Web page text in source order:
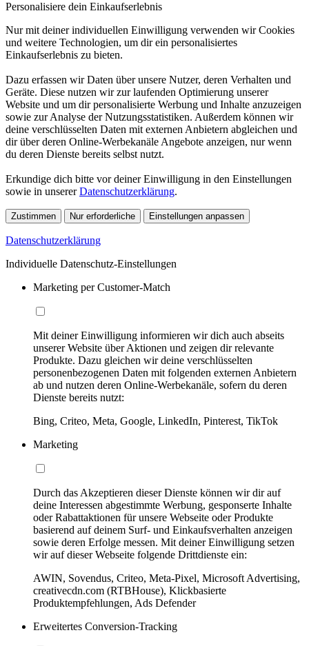
Personalisiere dein Einkaufserlebnis
Nur mit deiner individuellen Einwilligung verwenden wir Cookies
und weitere Technologien, um dir ein personalisiertes
Einkaufserlebnis zu bieten.
Dazu erfassen wir Daten über unsere Nutzer, deren Verhalten und
Geräte. Diese nutzen wir zur laufenden Optimierung unserer
Website und um dir personalisierte Werbung und Inhalte anzuzeigen
sowie zur Analyse der Nutzungsstatistiken. Außerdem können wir
deine verschlüsselten Daten mit externen Anbietern abgleichen und
dir über deren Online-Werbekanäle Angebote anzeigen, nur wenn
du deren Dienste bereits selbst nutzt.
Erkundige dich bitte vor deiner Einwilligung in den Einstellungen
sowie in unsererDatenschutzerklärung.
Zustimmen Nur erforderliche Einstellungen anpassen
Datenschutzerklärung
Individuelle Datenschutz-Einstellungen
Marketing per Customer-Match
Mit deiner Einwilligung informieren wir dich auch abseits
unserer Website über Aktionen und zeigen dir relevante
Produkte. Dazu gleichen wir deine verschlüsselten
personenbezogenen Daten mit folgenden externen Anbietern
ab und nutzen deren Online-Werbekanäle, sofern du deren
Dienste bereits nutzt:
Bing, Criteo, Meta, Google, LinkedIn, Pinterest, TikTok
Marketing
Durch das Akzeptieren dieser Dienste können wir dir auf
deine Interessen abgestimmte Werbung, gesponserte Inhalte
oder Rabattaktionen für unsere Webseite oder Produkte
basierend auf deinem Surf- und Einkaufsverhalten anzeigen
sowie deren Erfolge messen. Mit deiner Einwilligung setzen
wir auf dieser Webseite folgende Drittdienste ein:
AWIN, Sovendus, Criteo, Meta-Pixel, Microsoft Advertising,
creativecdn.com (RTBHouse), Klickbasierte
Produktempfehlungen, Ads Defender
Erweitertes Conversion-Tracking